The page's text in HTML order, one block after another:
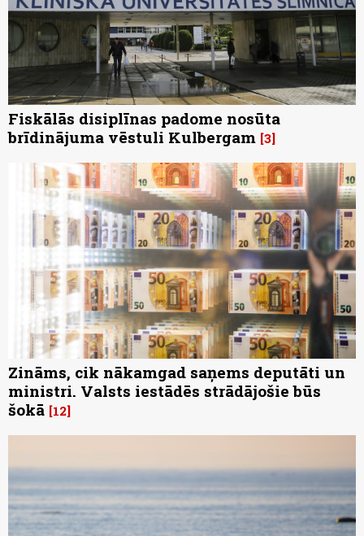
Fiskālās disiplīnas padome nosūta
brīdinājuma vēstuli Kulbergam 3
Zināms, cik nākamgad saņems deputāti un
ministri. Valsts iestādēs strādājošie būs
šokā 12